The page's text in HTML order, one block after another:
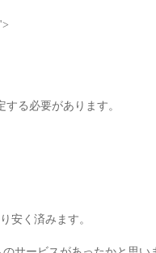
る必要があります。
安く済みます。